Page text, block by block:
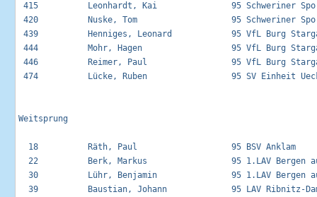
415          Leonhardt, Kai               95
420          Nuske, Tom                   95
439          Henniges, Leonard            95 VfL
444          Mohr, Hagen                  95 VfL
446          Reimer, Paul                 95 VfL
474          Lücke, Ruben                 95 SV Einheit
Weitsprung
18          Räth, Paul
22          Berk, Markus                 95 1.LAV
30          Lühr, Benjamin               95 1.LAV
39          Baustian, Johann             95 LAV